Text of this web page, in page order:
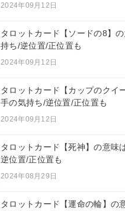
2024年09月12日
タロットカード【ソードの8】
持ち/逆位置/正位置も
2024年09月12日
タロットカード【カップのクイ
手の気持ち/逆位置/正位置も
2024年09月12日
タロットカード【死神】の意味
逆位置/正位置も
2024年08月29日
タロットカード【運命の輪】の